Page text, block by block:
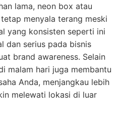
lama, neon box atau
menyala terang meski
yang konsisten seperti ini
dan serius pada bisnis
brand awareness. Selain
malam hari juga membantu
Anda, menjangkau lebih
melewati lokasi di luar